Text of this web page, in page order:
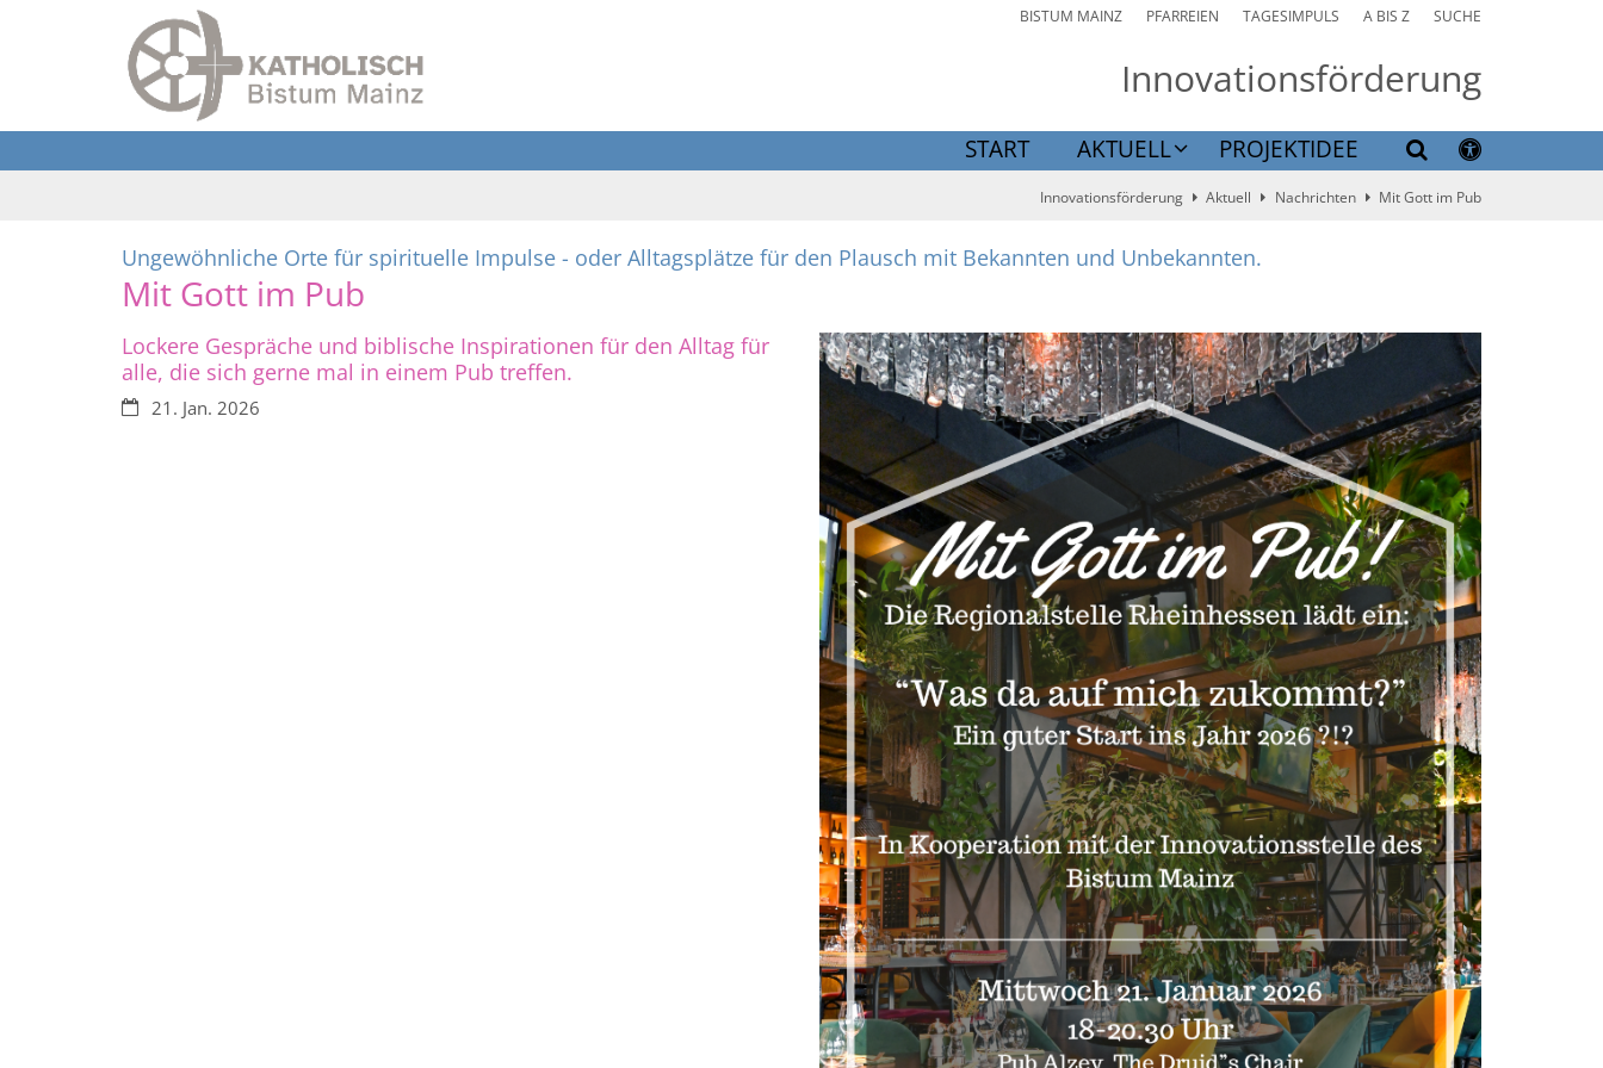
BISTUM MAINZ PFARREIEN TAGESIMPULS A BIS Z SUCHE
Innovationsförderung
START AKTUELL PROJEKTIDEE
Innovationsförderung Aktuell Nachrichten Mit Gott im Pub
Ungewöhnliche Orte für spirituelle Impulse - oder Alltagsplätze für den Plausch mit Bekannten und Unbekannten.
Mit Gott im Pub
Lockere Gespräche und biblische Inspirationen für den Alltag für
alle, die sich gerne mal in einem Pub treffen.
Datum:21. Jan. 2026